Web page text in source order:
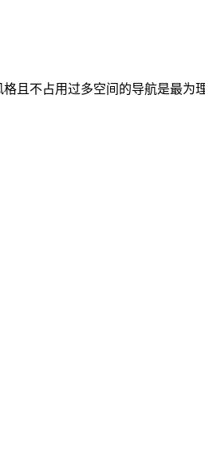
且不占用过多空间的导航是最为